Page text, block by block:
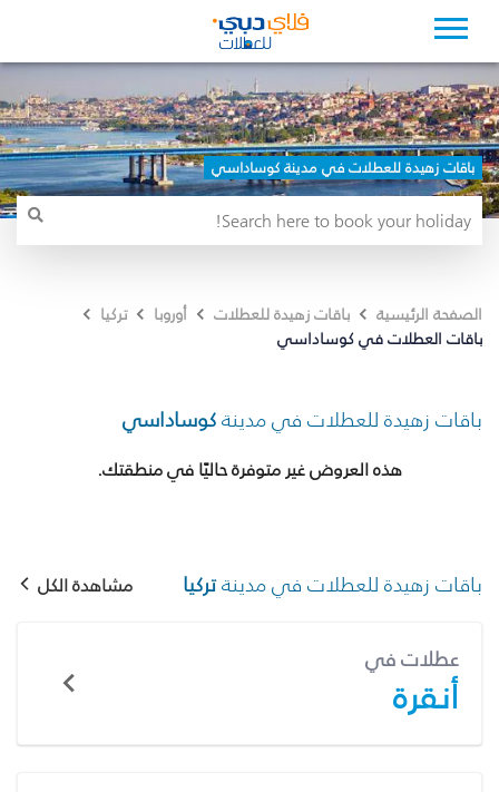
باقات زهيدة للعطلات في مدينة كوساداسي
الصفحة الرئيسية باقات زهيدة للعطلات أوروبا
تركيا
باقات العطلات في كوساداسي
باقات زهيدة للعطلات في مدينةكوساداسي
هذه العروض غير متوفرة حاليًا في منطقتك.
باقات زهيدة للعطلات في مدينةتركيا مشاهدة الكل
عطلات في
أنقرة